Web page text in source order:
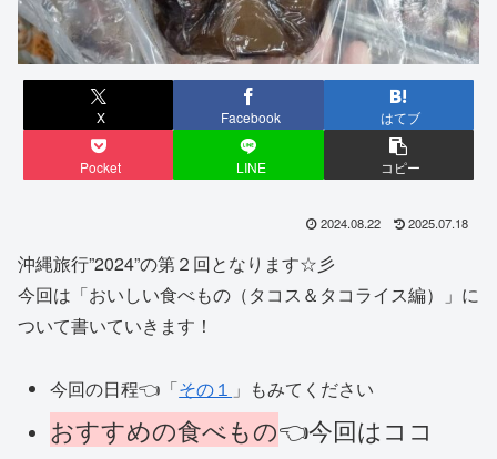
X Facebook はてブ
Pocket LINE コピー
2024.08.22 2025.07.18
沖縄旅行”2024”の第２回となります☆彡
今回は「おいしい食べもの（タコス＆タコライス編）」に
ついて書いていきます！
今回の日程👈「その１ 」もみてください
おすすめの食べもの👈今回はココ